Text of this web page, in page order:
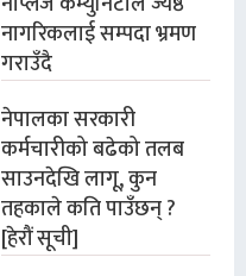
नागरिकलाई सम्पदा भ्रमण
गराउँदै
नेपालका सरकारी
कर्मचारीको बढेको तलब
साउनदेखि लागू, कुन
तहकाले कति पाउँछन् ?
[हेरौं सूची]